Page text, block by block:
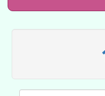
業技術
用水績
115年8
桃園市
開 智
2026年
本校
招甄選
適應運